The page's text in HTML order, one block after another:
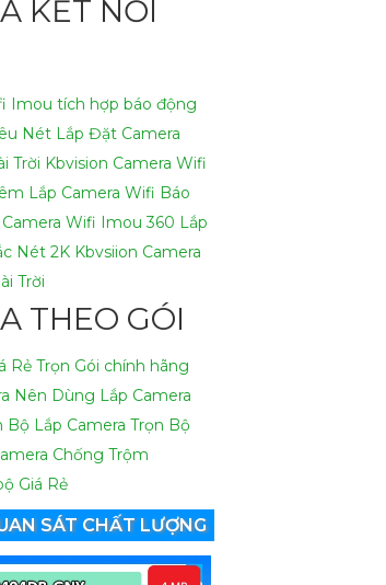
KẾT NỐI
Imou tích hợp báo động
Nét Lắp Đặt Camera
Trời Kbvision Camera Wifi
Lắp Camera Wifi Báo
Camera Wifi Imou 360 Lắp
Nét 2K Kbvsiion Camera
Trời
THEO GÓI
Rẻ Trọn Gói chính hãng
Nên Dùng Lắp Camera
Bộ Lắp Camera Trọn Bộ
Chống Trộm
Giá Rẻ
SÁT CHẤT LƯỢNG